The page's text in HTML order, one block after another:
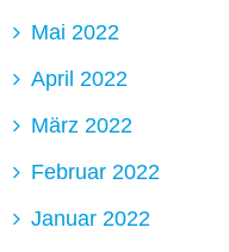
Mai 2022
April 2022
März 2022
Februar 2022
Januar 2022